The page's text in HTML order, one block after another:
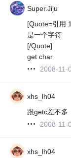
Super.Jiju
[Quote=引用
是一个字符
[/Quote]
get char
2008-11-
xhs_lh04
跟getc差不多
2008-11-
xhs_lh04